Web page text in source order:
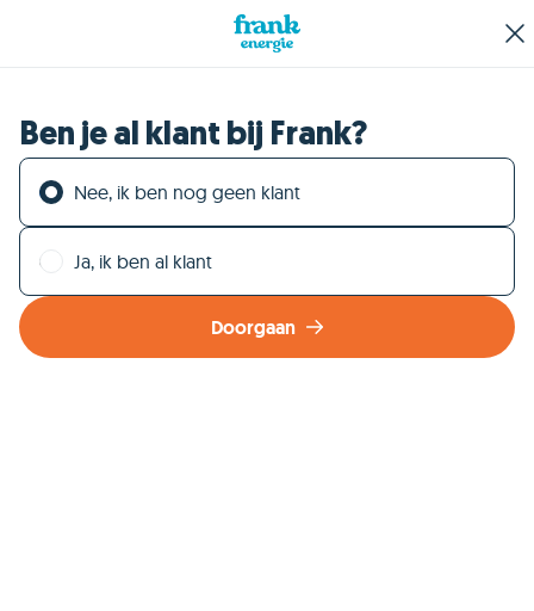
Ben je al klant bij Frank?
Nee, ik ben nog geen klant
Ja, ik ben al klant
Doorgaan